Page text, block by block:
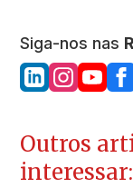
Siga-nos nas
Outros
interessar: